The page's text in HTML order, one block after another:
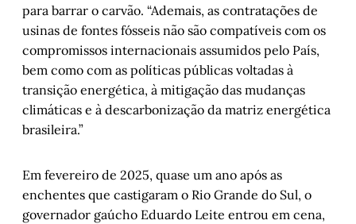
para barrar o carvão. “Ademais, as contratações de
usinas de fontes fósseis não são compatíveis com os
compromissos internacionais assumidos pelo País,
bem como com as políticas públicas voltadas à
transição energética, à mitigação das mudanças
climáticas e à descarbonização da matriz energética
brasileira.”
Em fevereiro de 2025, quase um ano após as
enchentes que castigaram o Rio Grande do Sul, o
governador gaúcho Eduardo Leite entrou em cena,